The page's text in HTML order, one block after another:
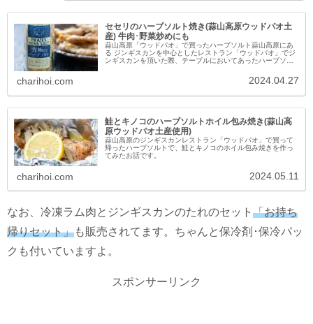
セセリのハーブソルト焼き(蒜山高原ウッドパオ土
産) 牛肉･野菜炒めにも
蒜山高原「ウッドパオ」で買ったハーブソルト蒜山高原にあ
る ジンギスカンを中心としたレストラン「ウッドパオ」でジ
ンギスカンを頂いた際、テーブルにおいてあったハーブソル
charihoi.com 2024.04.27
鮭とキノコのハーブソルトホイル包み焼き(蒜山高
原ウッドパオ土産使用)
蒜山高原のジンギスカンレストラン「ウッドパオ」で買って
帰ったハーブソルトで、鮭とキノコのホイル包み焼きを作っ
てみたお話です。
charihoi.com 2024.05.11
なお、冷凍ラム肉とジンギスカンのたれのセット 「お持ち
帰りセット」も販売されてます。ちゃんと保冷剤･保冷パッ
クも付いていますよ。
スポンサーリンク